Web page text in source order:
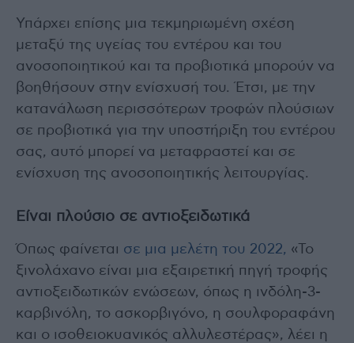
Υπάρχει επίσης μια τεκμηριωμένη σχέση
μεταξύ της υγείας του εντέρου και του
ανοσοποιητικού και τα προβιοτικά μπορούν να
βοηθήσουν στην ενίσχυσή του. Έτσι, με την
κατανάλωση περισσότερων τροφών πλούσιων
σε προβιοτικά για την υποστήριξη του εντέρου
σας, αυτό μπορεί να μεταφραστεί και σε
ενίσχυση της ανοσοποιητικής λειτουργίας.
Είναι πλούσιο σε αντιοξειδωτικά
Όπως φαίνεται σε μια μελέτη του 2022, «Το
ξινολάχανο είναι μια εξαιρετική πηγή τροφής
αντιοξειδωτικών ενώσεων, όπως η ινδόλη-3-
καρβινόλη, το ασκορβιγόνο, η σουλφοραφάνη
και ο ισοθειοκυανικός αλλυλεστέρας», λέει η